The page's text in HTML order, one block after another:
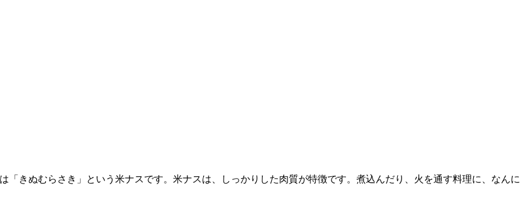
「きぬむらさき」という米ナスです。米ナスは、しっかりした肉質が特徴です。煮込んだり、火を通す料理に、なんに